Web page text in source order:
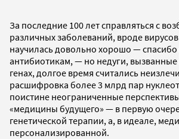
За последние 100 лет справляться с
различных заболеваний, вроде
научилась довольно хорошо —
антибиотикам, — но недуги,
генах, долгое время считались
расшифровка более 3 млрд пар
поистине неограниченные
«медицины будущего» — в первую
генетической терапии, а, в идеале,
персонализированной.